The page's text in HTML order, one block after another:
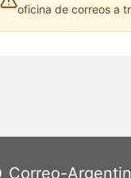
oficina de correos a
Correo-